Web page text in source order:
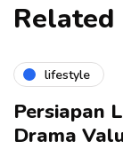
lifestyle
Persiapan
Drama